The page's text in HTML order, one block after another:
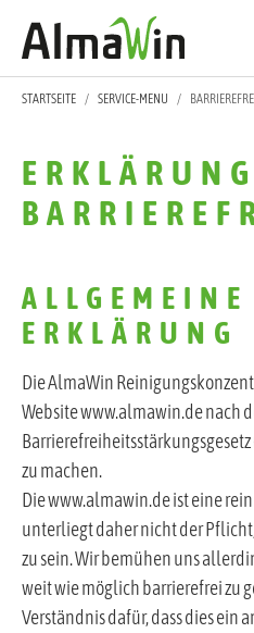
Zum Hauptinhalt springen
Skip to page footer
STARTSEITE
SERVICE-MENU
ALLGEMEINE
ERKLÄRUNG
Die AlmaWin
Website www.almawin.de nach
zu machen.
Die www.almawin.de ist eine
unterliegt daher nicht der
zu sein. Wir bemühen uns
weit wie möglich barrierefrei zu
Verständnis dafür, dass dies ein